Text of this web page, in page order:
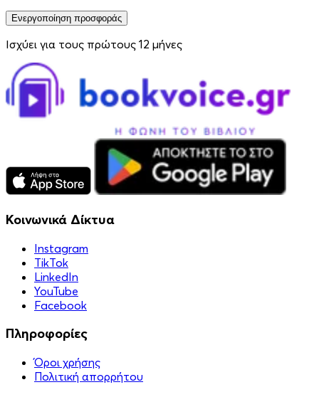
Ενεργοποίηση προσφοράς
Ισχύει για τους πρώτους 12 μήνες
Κοινωνικά Δίκτυα
Instagram
TikTok
LinkedIn
YouTube
Facebook
Πληροφορίες
Όροι χρήσης
Πολιτική απορρήτου